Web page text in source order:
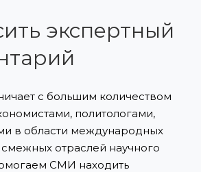
экспертный
с большим количеством
политологами,
в области международных
отраслей научного
СМИ находить